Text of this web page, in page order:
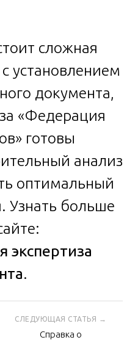
сложная
установлением
документа,
«Федерация
готовы
анализ
оптимальный
Узнать больше
экспертиза
.
Справка о